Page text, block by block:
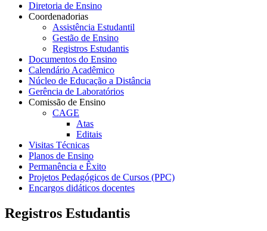
Diretoria de Ensino
Coordenadorias
Assistência Estudantil
Gestão de Ensino
Registros Estudantis
Documentos do Ensino
Calendário Acadêmico
Núcleo de Educação a Distância
Gerência de Laboratórios
Comissão de Ensino
CAGE
Atas
Editais
Visitas Técnicas
Planos de Ensino
Permanência e Êxito
Projetos Pedagógicos de Cursos (PPC)
Encargos didáticos docentes
Registros Estudantis